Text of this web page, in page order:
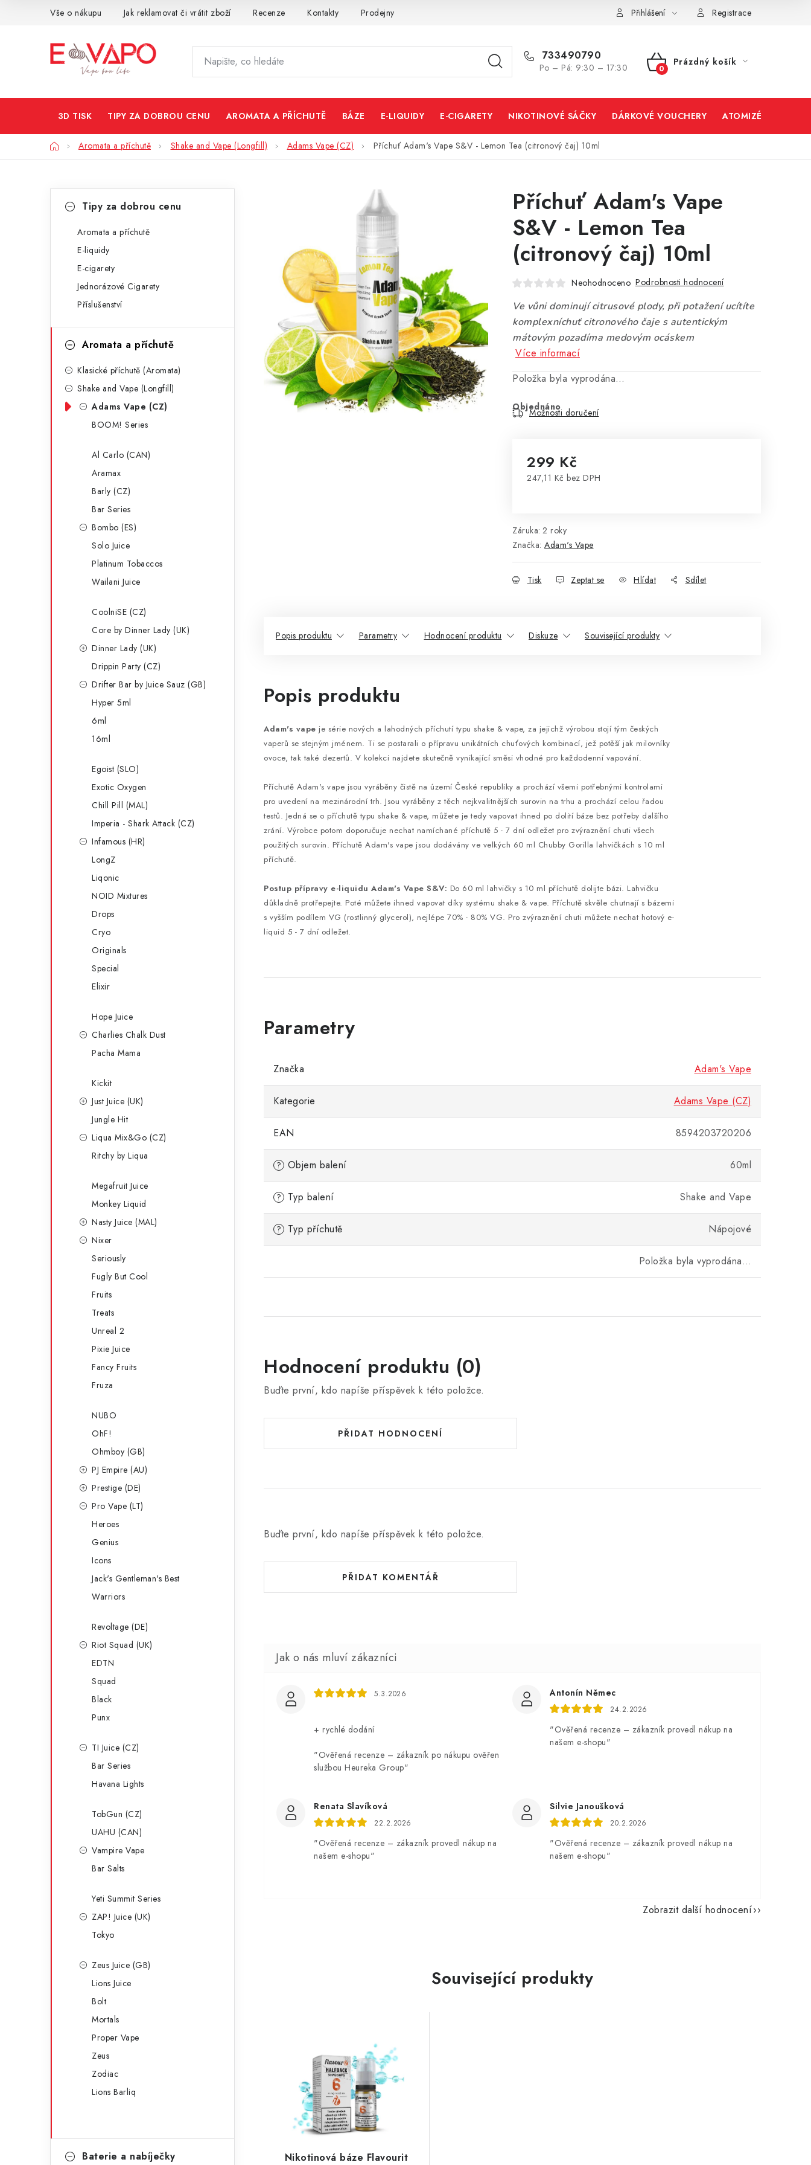
Vše o nákupu Jak reklamovat či vrátit zboží Recenze Kontakty Prodejny Přihlášení Registrace
733490790
Po – Pá: 9:30 – 17:30
NÁKUPNÍ
Prázdný košík
3D TISK TIPY ZA DOBROU CENU AROMATA A PŘÍCHUTĚ BÁZE E-LIQUIDY E-CIGARETY NIKOTINOVÉ SÁČKY DÁRKOVÉ VOUCHERY ATOMIZÉRY A
DomůAromata a příchutě Shake and Vape (Longfill) Adams Vape (CZ) Příchuť Adam's Vape S&V - Lemon Tea (citronový čaj) 10ml
n
kategorieTipy za dobrou cenu
Aromata a příchutě
E-liquidy
E-cigarety
Jednorázové Cigarety
Příslušenství
Aromata a příchutě
Klasické příchutě (Aromata)
Shake and Vape (Longfill)
Adams Vape (CZ)
BOOM! Series
Al Carlo (CAN)
Aramax
Barly (CZ)
Bar Series
Bombo (ES)
Solo Juice
Platinum Tobaccos
Wailani Juice
CoolniSE (CZ)
Core by Dinner Lady (UK)
Dinner Lady (UK)
Drippin Party (CZ)
Drifter Bar by Juice Sauz (GB)
Hyper 5ml
6ml
16ml
Egoist (SLO)
Exotic Oxygen
Chill Pill (MAL)
Imperia - Shark Attack (CZ)
Infamous (HR)
LongZ
Liqonic
NOID Mixtures
Drops
Cryo
Originals
Special
Elixir
Hope Juice
Charlies Chalk Dust
Pacha Mama
Kickit
Just Juice (UK)
Jungle Hit
Liqua Mix&Go (CZ)
Ritchy by Liqua
Megafruit Juice
Monkey Liquid
Nasty Juice (MAL)
Nixer
Seriously
Fugly But Cool
Fruits
Treats
Unreal 2
Pixie Juice
Fancy Fruits
Fruza
NUBO
OhF!
Ohmboy (GB)
PJ Empire (AU)
Prestige (DE)
Pro Vape (LT)
Heroes
Genius
Icons
Jack's Gentleman's Best
Warriors
Revoltage (DE)
Riot Squad (UK)
EDTN
Squad
Black
Punx
TI Juice (CZ)
Bar Series
Havana Lights
TobGun (CZ)
UAHU (CAN)
Vampire Vape
Bar Salts
Yeti Summit Series
ZAP! Juice (UK)
Tokyo
Zeus Juice (GB)
Lions Juice
Bolt
Mortals
Proper Vape
Zeus
Zodiac
Lions Barliq
Baterie a nabíječky
Příchuť Adam's Vape
S&V - Lemon Tea
(citronový čaj) 10ml
Neohodnoceno Podrobnosti hodnocení
Ve vůni dominují citrusové plody, při potažení ucítíte
komplexníchuť citronového čaje s autentickým
mátovým pozadíma medovým ocáskem
Více informací
Položka byla vyprodána…
Objednáno
Možnosti doručení
299 Kč
247,11 Kč bez DPH
Záruka: 2 roky
Značka: Adam's Vape
Tisk Zeptat se Hlídat Sdílet
Popis produktu Parametry Hodnocení produktu Diskuze Související produkty
Popis produktu
Adam's vape je série nových a lahodných příchutí typu shake & vape, za jejichž výrobou stojí tým českých
vaperů se stejným jménem. Ti se postarali o přípravu unikátních chuťových kombinací, jež potěší jak milovníky
ovoce, tak také dezertů. V kolekci najdete skutečně vynikající směsi vhodné pro každodenní vapování.
Příchutě Adam's vape jsou vyráběny čistě na území České republiky a prochází všemi potřebnými kontrolami
pro uvedení na mezinárodní trh. Jsou vyráběny z těch nejkvalitnějších surovin na trhu a prochází celou řadou
testů. Jedná se o příchutě typu shake & vape, můžete je tedy vapovat ihned po dolití báze bez potřeby dalšího
zrání. Výrobce potom doporučuje nechat namíchané příchutě 5 - 7 dní odležet pro zvýraznění chuti všech
použitých surovin. Příchutě Adam's vape jsou dodávány ve velkých 60 ml Chubby Gorilla lahvičkách s 10 ml
příchutě.
Postup přípravy e-liquidu Adam's Vape S&V: Do 60 ml lahvičky s 10 ml příchutě dolijte bázi. Lahvičku
důkladně protřepejte. Poté můžete ihned vapovat díky systému shake & vape. Příchutě skvěle chutnají s bázemi
s vyšším podílem VG (rostlinný glycerol), nejlépe 70% - 80% VG. Pro zvýraznění chuti můžete nechat hotový e-
liquid 5 - 7 dní odležet.
Značka Adam's Vape
Kategorie Adams Vape (CZ)
EAN 8594203720206
? Objem balení 60ml
? Typ balení Shake and Vape
? Typ příchutě Nápojové
Položka byla vyprodána…
Hodnocení produktu (0)
Buďte první, kdo napíše příspěvek k této položce.
PŘIDAT HODNOCENÍ
Buďte první, kdo napíše příspěvek k této položce.
PŘIDAT KOMENTÁŘ
5.3.2026
+ rychlé dodání
"Ověřená recenze – zákazník po nákupu ověřen
službou Heureka Group"
Antonín Němec
24.2.2026
"Ověřená recenze – zákazník provedl nákup na
našem e-shopu"
Renata Slavíková
22.2.2026
"Ověřená recenze – zákazník provedl nákup na
našem e-shopu"
Silvie Janoušková
20.2.2026
"Ověřená recenze – zákazník provedl nákup na
našem e-shopu"
Zobrazit další hodnocení
Související produkty
Nikotinová báze Flavourit